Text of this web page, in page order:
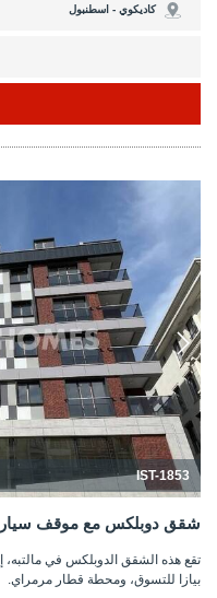
كاديكوي - اسطنبول
IST-1853
شقق دوبلكس مع موقف
تقع هذه الشقق الدوبلكس في
بيازا للتسوق، ومحطة قطار مرمراي.